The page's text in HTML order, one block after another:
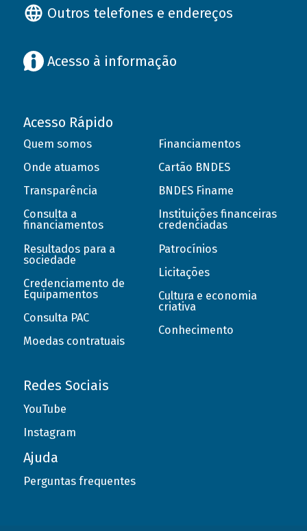
Outros telefones e endereços
Acesso à informação
Acesso Rápido
Quem somos
Onde atuamos
Transparência
Consulta a
financiamentos
Resultados para a
sociedade
Credenciamento de
Equipamentos
Consulta PAC
Moedas contratuais
Financiamentos
Cartão BNDES
BNDES Finame
Instituições financeiras
credenciadas
Patrocínios
Licitações
Cultura e economia
criativa
Conhecimento
Redes Sociais
YouTube
Instagram
Ajuda
Perguntas frequentes